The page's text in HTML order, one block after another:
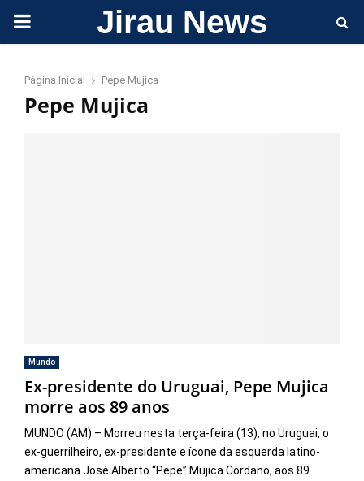
PRIMARY Jirau News
Página Inicial Pepe Mujica
Pepe Mujica
Mundo
Ex-presidente do Uruguai, Pepe Mujica
morre aos 89 anos
MUNDO (AM) – Morreu nesta terça-feira (13), no Uruguai, o
ex-guerrilheiro, ex-presidente e ícone da esquerda latino-
americana José Alberto “Pepe” Mujica Cordano, aos 89